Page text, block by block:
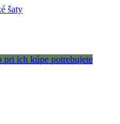
pri ich kúpe potrebujete